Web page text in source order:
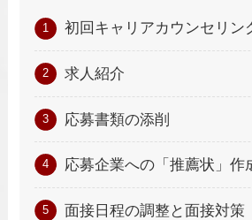
初回キャリアカウンセリン
求人紹介
応募書類の添削
応募企業への「推薦状」作
面接日程の調整と面接対策